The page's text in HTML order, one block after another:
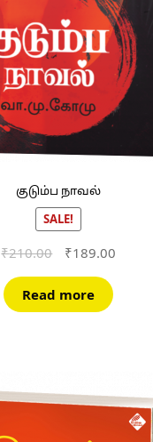
குடும்ப நாவல்
SALE!
₹210.00
Original
was:
₹210.00.
₹189.00Current
Read more